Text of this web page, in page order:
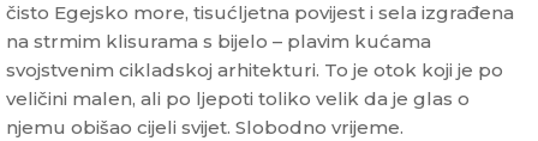
čisto Egejsko more, tisućljetna povijest i sela izgrađena
na strmim klisurama s bijelo – plavim kućama
svojstvenim cikladskoj arhitekturi. To je otok koji je po
veličini malen, ali po ljepoti toliko velik da je glas o
njemu obišao cijeli svijet. Slobodno vrijeme.